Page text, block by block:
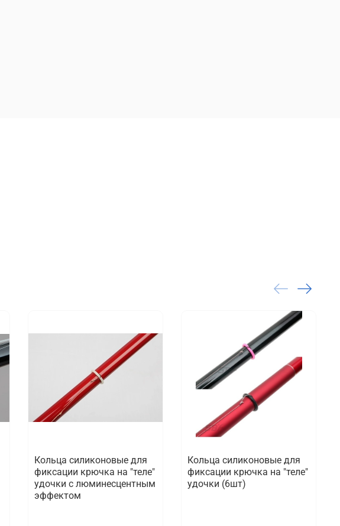
Кольца силиконовые для
фиксации крючка на "теле"
удочки с люминесцентным
эффектом
Кольца силиконовые для
фиксации крючка на "теле"
удочки (6шт)